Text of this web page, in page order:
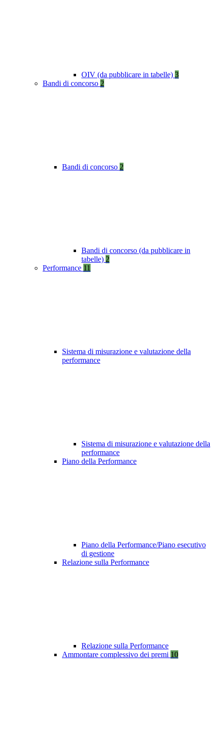
OIV (da pubblicare in tabelle) 3
Bandi di concorso 2
Bandi di concorso 2
Bandi di concorso (da pubblicare in
tabelle) 2
Performance 11
Sistema di misurazione e valutazione della
performance
Sistema di misurazione e valutazione della
performance
Piano della Performance
Piano della Performance/Piano esecutivo
di gestione
Relazione sulla Performance
Relazione sulla Performance
Ammontare complessivo dei premi 10